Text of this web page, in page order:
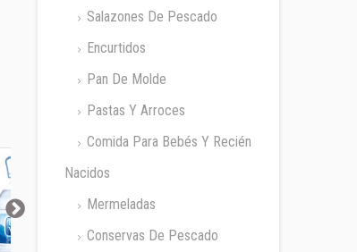
Mostaza Maille
Mostaza Maille...
Salazones De Pescado
Encurtidos
Pan De Molde
Pastas Y Arroces
Comida Para Bebés Y Recién
Nacidos
Mermeladas
Conservas De Pescado